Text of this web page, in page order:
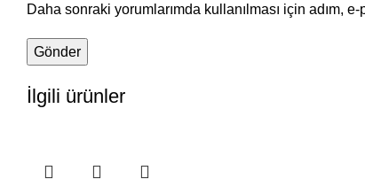
Daha sonraki yorumlarımda kullanılması için adım,
İlgili ürünler